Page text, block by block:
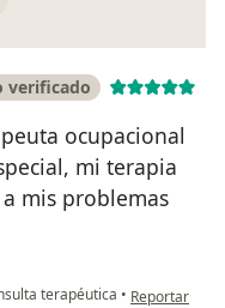
verificado
ocupacional
mi terapia
mis problemas
terapéutica • en opinión
Reportar